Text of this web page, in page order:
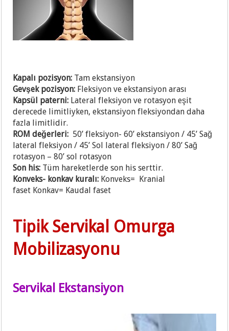
Kapalı pozisyon: Tam ekstansiyon
Gevşek pozisyon: Fleksiyon ve ekstansiyon arası
Kapsül paterni: Lateral fleksiyon ve rotasyon eşit
derecede limitliyken, ekstansiyonfleksiyondan daha
fazla limitlidir.
ROM değerleri: 50’ fleksiyon- 60’ ekstansiyon / 45’ Sağ
lateral fleksiyon / 45’ Sol lateral fleksiyon /80’ Sağ
rotasyon – 80’ sol rotasyon
Son his: Tüm hareketlerde son his serttir.
Konveks- konkav kuralı: Konveks= Kranial
faset Konkav= Kaudal faset
Tipik Servikal Omurga
Mobilizasyonu
Servikal Ekstansiyon